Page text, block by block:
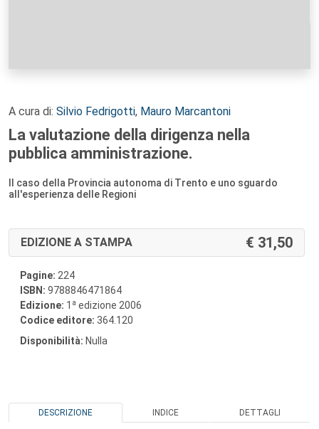
A cura di: Silvio Fedrigotti, Mauro Marcantoni
La valutazione della dirigenza nella
pubblica amministrazione.
Il caso della Provincia autonoma di Trento e uno sguardo
all'esperienza delle Regioni
EDIZIONE A STAMPA 31,50
Pagine: 224
ISBN: 9788846471864
Edizione: 1 a edizione 2006
Codice editore: 364.120
Disponibilità: Nulla
DESCRIZIONE INDICE DETTAGLI